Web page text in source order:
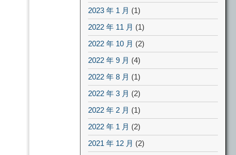
2023 年 1 月 (1)
2022 年 11 月 (1)
2022 年 10 月 (2)
2022 年 9 月 (4)
2022 年 8 月 (1)
2022 年 3 月 (2)
2022 年 2 月 (1)
2022 年 1 月 (2)
2021 年 12 月 (2)